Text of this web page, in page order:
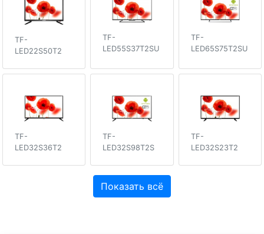
TF-
LED22S50T2
TF-
LED55S37T2SU
TF-
LED65S75T2SU
TF-
LED32S36T2
TF-
LED32S98T2S
TF-
LED32S23T2
Показать всё